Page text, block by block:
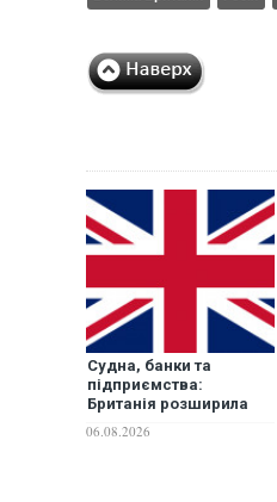
Судна, банки та
підприємства:
Британія розширила
06.08.2026